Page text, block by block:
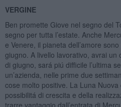
VERGINE
Ben promette Giove nel segno del
segno per tutta l’estate. Anche
e Venere, il pianeta dell’amore
giugno. A livello lavorativo, avrai
di giugno, sará piú difficile l’ultima
un’azienda, nelle prime due
cose molto positive. La Luna
possibilitá di crescita e della
trarre vantaggio dall’entrata di